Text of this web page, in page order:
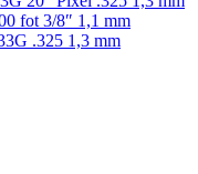
fot 3/8″ 1,1 mm
.325 1,3 mm